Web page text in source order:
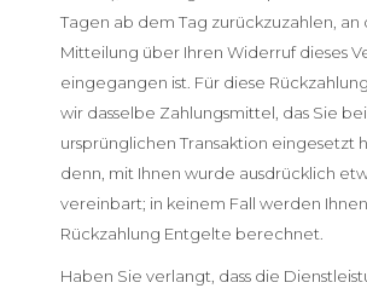
Tagen ab dem Tag zurückzuzahlen, an
Mitteilung über Ihren Widerruf dieses
eingegangen ist. Für diese
wir dasselbe Zahlungsmittel, das Sie
ursprünglichen Transaktion eingesetzt
denn, mit Ihnen wurde ausdrücklich
vereinbart; in keinem Fall werden
Rückzahlung Entgelte berechnet.
Haben Sie verlangt, dass die